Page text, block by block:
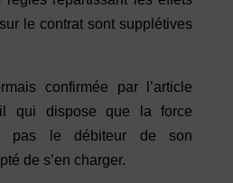
le contrat sont supplétives
confirmée par l’article
qui dispose que la force
pas le débiteur de son
de s’en charger.